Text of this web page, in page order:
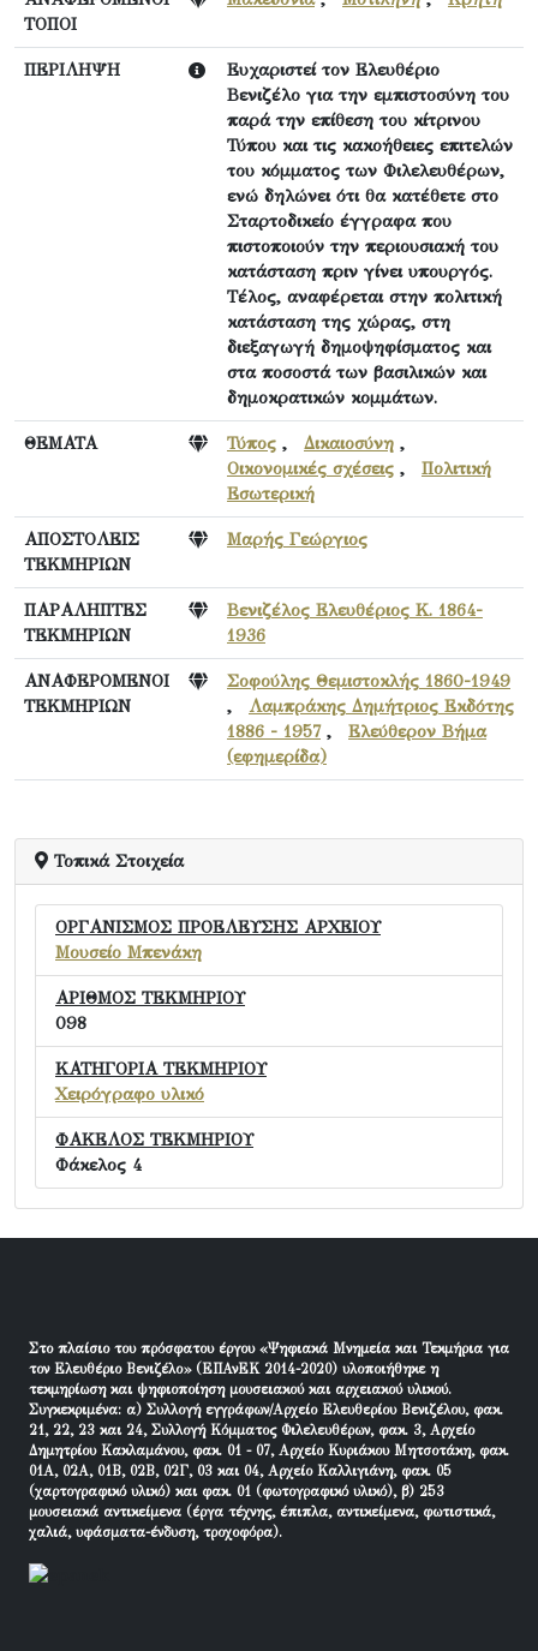
ΤΟΠΟΙ
ΠΕΡΙΛΗΨΗ
Ευχαριστεί τον Ελευθέριο
Βενιζέλο για την εμπιστοσύνη του
παρά την επίθεση του κίτρινου
Τύπου και τις κακοήθειες επιτελών
του κόμματος των Φιλελευθέρων,
ενώ δηλώνει ότι θα κατέθετε στο
Σταρτοδικείο έγγραφα που
πιστοποιούν την περιουσιακή του
κατάσταση πριν γίνει υπουργός.
Τέλος, αναφέρεται στην πολιτική
κατάσταση της χώρας, στη
διεξαγωγή δημοψηφίσματος και
στα ποσοστά των βασιλικών και
δημοκρατικών κομμάτων.
ΘΕΜΑΤΑ Τύπος , Δικαιοσύνη ,
Οικονομικές σχέσεις , Πολιτική
Εσωτερική
ΑΠΟΣΤΟΛΕΙΣ
ΤΕΚΜΗΡΙΩΝ
Μαρής Γεώργιος
ΠΑΡΑΛΗΠΤΕΣ
ΤΕΚΜΗΡΙΩΝ
Βενιζέλος Ελευθέριος Κ. 1864-
1936
ΑΝΑΦΕΡΟΜΕΝΟΙ
ΤΕΚΜΗΡΙΩΝ
Σοφούλης Θεμιστοκλής 1860-1949
, Λαμπράκης Δημήτριος Εκδότης
1886 - 1957, Ελεύθερον Βήμα
(εφημερίδα)
Τοπικά Στοιχεία
ΟΡΓΑΝΙΣΜΟΣ ΠΡΟΕΛΕΥΣΗΣ ΑΡΧΕΙΟΥ
Μουσείο Μπενάκη
ΑΡΙΘΜΟΣ ΤΕΚΜΗΡΙΟΥ
098
ΚΑΤΗΓΟΡΙΑ ΤΕΚΜΗΡΙΟΥ
Χειρόγραφο υλικό
ΦΑΚΕΛΟΣ ΤΕΚΜΗΡΙΟΥ
Φάκελος 4
Στο πλαίσιο του πρόσφατου έργου «Ψηφιακά Μνημεία και Τεκμήρια για
τον Ελευθέριο Βενιζέλο» (ΕΠΑνΕΚ 2014-2020) υλοποιήθηκε η
τεκμηρίωση και ψηφιοποίηση μουσειακού και αρχειακού υλικού.
Συγκεκριμένα: α) Συλλογή εγγράφων/Αρχείο Ελευθερίου Βενιζέλου, φακ.
21, 22, 23 και 24, Συλλογή Κόμματος Φιλελευθέρων, φακ. 3, Αρχείο
Δημητρίου Κακλαμάνου, φακ. 01 - 07, Αρχείο Κυριάκου Μητσοτάκη, φακ.
01Α, 02Α, 01Β, 02Β, 02Γ, 03 και 04, Αρχείο Καλλιγιάνη, φακ. 05
(χαρτογραφικό υλικό) και φακ. 01 (φωτογραφικό υλικό), β) 253
μουσειακά αντικείμενα (έργα τέχνης, έπιπλα, αντικείμενα, φωτιστικά,
χαλιά, υφάσματα-ένδυση, τροχοφόρα).